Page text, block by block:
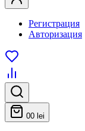
Регистрация
Авторизация
00 lei